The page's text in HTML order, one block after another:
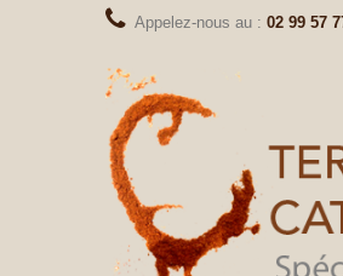
Appelez-nous au : 02 99 57